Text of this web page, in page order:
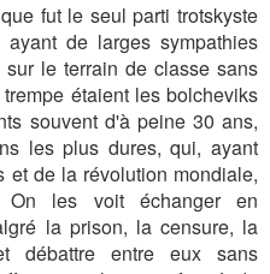
fut le seul parti trotskyste
de larges sympathies
le terrain de classe sans
étaient les bolcheviks
souvent d'à peine 30 ans,
les plus dures, qui, ayant
de la révolution mondiale,
les voit échanger en
la prison, la censure, la
débattre entre eux sans